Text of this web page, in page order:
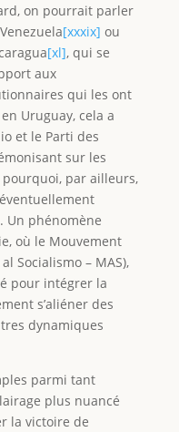
on pourrait parler
[xxxix] ou
[xl], qui se
aux
qui les ont
Uruguay, cela a
et le Parti des
sur les
pourquoi, par ailleurs,
. Un phénomène
où le Mouvement
Socialismo – MAS),
pour intégrer la
s’aliéner des
dynamiques
parmi tant
plus nuancé
la victoire de